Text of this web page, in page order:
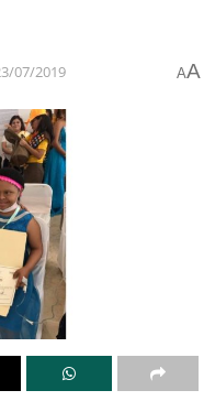
07/2019 AA